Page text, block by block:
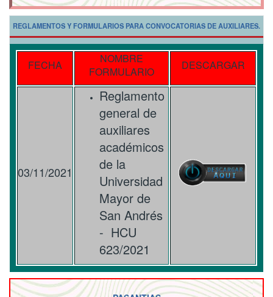
REGLAMENTOS Y FORMULARIOS PARA CONVOCATORIAS DE AUXILIARES.
FECHA
NOMBRE
FORMULARIO
DESCARGAR
03/11/2021
Reglamento
general de
auxiliares
académicos
de la
Universidad
Mayor de
San Andrés
- HCU
623/2021